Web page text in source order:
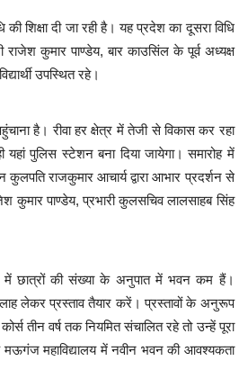
की शिक्षा दी जा रही है। यह प्रदेश का दूसरा विधि
राजेश कुमार पाण्डेय, बार काउसिंल के पूर्व अध्यक्ष
उपस्थित रहे।
है। रीवा हर क्षेत्र में तेजी से विकास कर रहा
पुलिस स्टेशन बना दिया जायेगा। समारोह में
राजकुमार आचार्य द्वारा आभार प्रदर्शन से
कुमार पाण्डेय, प्रभारी कुलसचिव लालसाहब सिंह
में छात्रों की संख्या के अनुपात में भवन कम हैं।
लेकर प्रस्ताव तैयार करें। प्रस्तावों के अनुरूप
तीन वर्ष तक नियमित संचालित रहे तो उन्हें पूरा
मऊगंज महाविद्यालय में नवीन भवन की आवश्यकता